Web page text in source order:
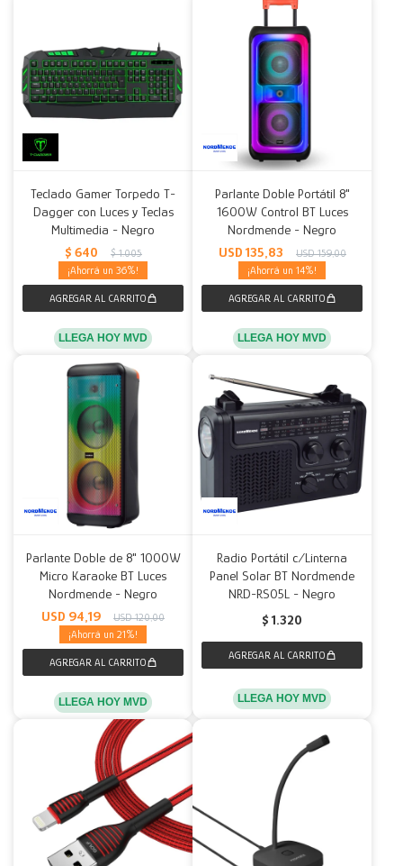
Teclado Gamer Torpedo T-
Dagger con Luces y Teclas
Multimedia - Negro
$ 640 $ 1.005
36
LLEGA HOY MVD
Parlante Doble Portátil 8"
1600W Control BT Luces
Nordmende - Negro
USD 135,83 USD 159,00
14
LLEGA HOY MVD
Parlante Doble de 8" 1000W
Micro Karaoke BT Luces
Nordmende - Negro
USD 94,19 USD 120,00
21
LLEGA HOY MVD
Radio Portátil c/Linterna
Panel Solar BT Nordmende
NRD-RS05L - Negro
$ 1.320
LLEGA HOY MVD